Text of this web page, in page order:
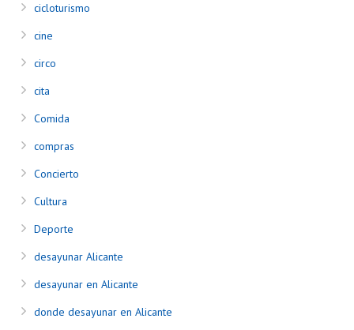
cicloturismo
cine
circo
cita
Comida
compras
Concierto
Cultura
Deporte
desayunar Alicante
desayunar en Alicante
donde desayunar en Alicante